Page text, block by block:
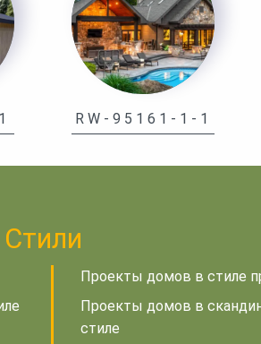
RW-95161-1-1
Стили
Проекты домов в стиле
Проекты домов в
стиле